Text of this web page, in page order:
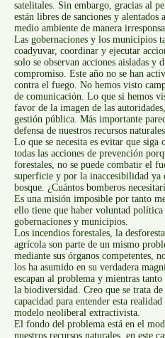
satelitales. Sin embargo, gracias al
están libres de sanciones y alentados
medio ambiente de manera
Las gobernaciones y los municipios
coadyuvar, coordinar y ejecutar
solo se observan acciones aisladas y
compromiso. Este año no se han
contra el fuego. No hemos visto
de comunicación. Lo que si hemos
favor de la imagen de las
gestión pública. Más importante
defensa de nuestros recursos
Lo que se necesita es evitar que siga
todas las acciones de prevención
forestales, no se puede combatir el
superficie y por la inaccesibilidad ya
bosque. ¿Cuántos bomberos
Es una misión imposible por tanto
ello tiene que haber voluntad
gobernaciones y municipios.
Los incendios forestales, la
agrícola son parte de un mismo
mediante sus órganos competentes,
los ha asumido en su verdadera
escapan al problema y mientras
la biodiversidad. Creo que se trata
capacidad para entender esta
modelo neoliberal extractivista.
El fondo del problema está en el
nuestros recursos naturales, en este